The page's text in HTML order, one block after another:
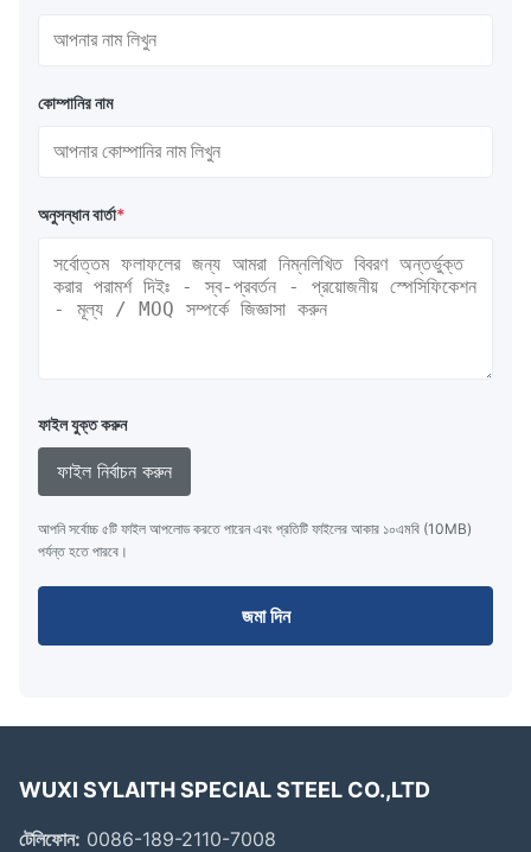
কোম্পানির নাম
অনুসন্ধান বার্তা*
ফাইল যুক্ত করুন
ফাইল নির্বাচন করুন
আপনি সর্বোচ্চ ৫টি ফাইল আপলোড করতে পারেন এবং প্রতিটি ফাইলের আকার ১০এমবি (10MB)
পর্যন্ত হতে পারবে।
জমা দিন
WUXI SYLAITH SPECIAL STEEL CO.,LTD
টেলিফোন: 0086-189-2110-7008